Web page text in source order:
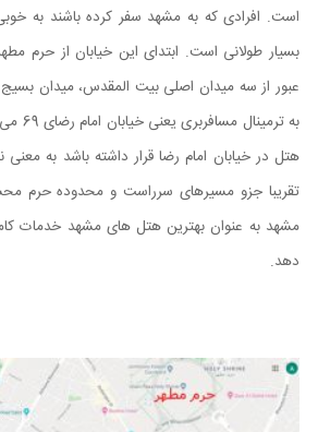
است. افرادی که به مشهد سفر کرده باشند به
بسیار طولانی است. ابتدای این خیابان از حرم
به
هتل در خیابان امام رضا قرار داشته باشد به
تقریبا جزو مسیرهای سرراست و محدوده
مشهد به عنوان بهترین هتل های مشهد خدمات
دهد.